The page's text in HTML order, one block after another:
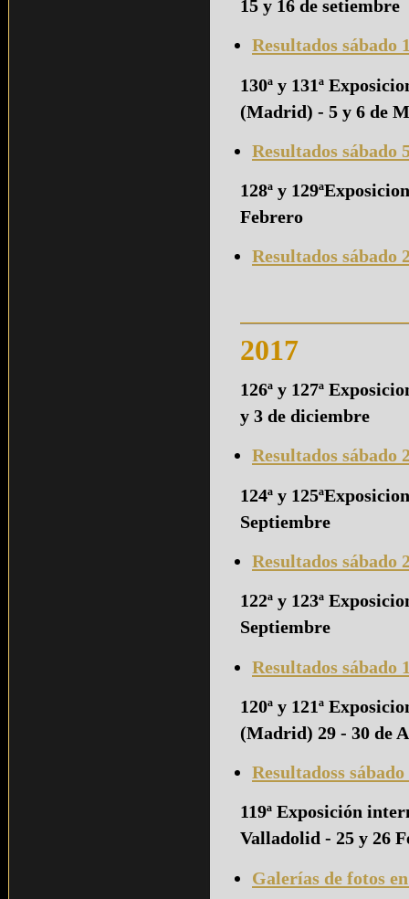
15 y 16 de setiembre
Resultados sábado
130ª y 131ª
(Madrid) - 5 y 6 de
Resultados sábado
128ª y
Febrero
Resultados sábado
2017
126ª y 127ª
y 3 de diciembre
Resultados sábado
124ª y
Septiembre
Resultados sábado
122ª y 123ª
Septiembre
Resultados sábado
120ª y 121ª
(Madrid) 29 - 30 de
Resultadoss sábado
119ª Exposición
Valladolid - 25 y 26
Galerías de fotos